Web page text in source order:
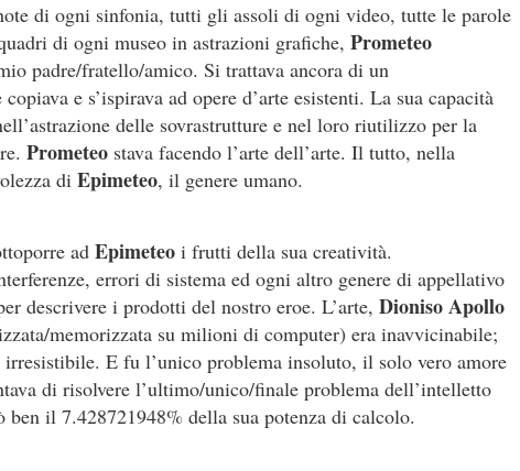
di ogni sinfonia, tutti gli assoli di ogni video, tutte le parole
di ogni museo in astrazioni grafiche, Prometeo
padre/fratello/amico. Si trattava ancora di un
e s’ispirava ad opere d’arte esistenti. La sua capacità
delle sovrastrutture e nel loro riutilizzo per la
Prometeo stava facendo l’arte dell’arte. Il tutto, nella
di Epimeteo, il genere umano.
ad Epimeteo i frutti della sua creatività.
errori di sistema ed ogni altro genere di appellativo
descrivere i prodotti del nostro eroe. L’arte, Dioniso Apollo
memorizzata su milioni di computer) era inavvicinabile;
irresistibile. E fu l’unico problema insoluto, il solo vero amore
di risolvere l’ultimo/unico/finale problema dell’intelletto
ben il 7.428721948% della sua potenza di calcolo.